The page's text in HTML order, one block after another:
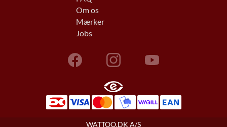
Om os
Mærker
Jobs
WATTOO.DK A/S